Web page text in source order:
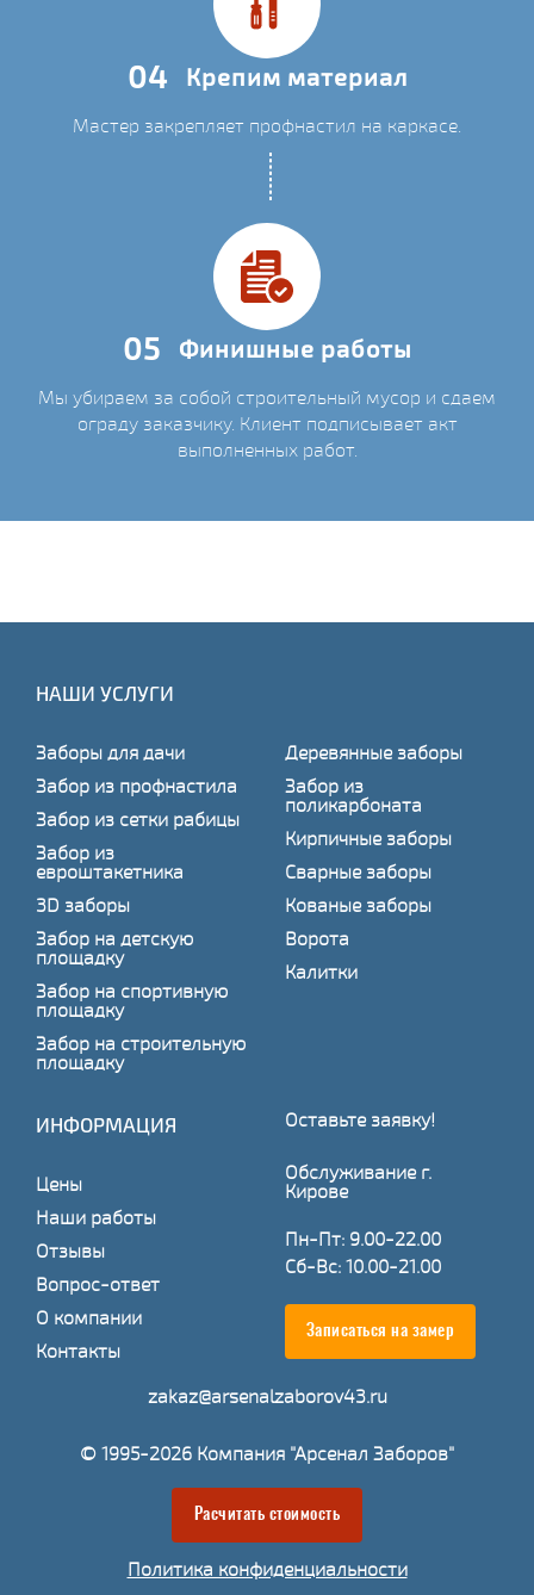
04 Крепим материал
Мастер закрепляет профнастил на каркасе.
05 Финишные работы
Мы убираем за собой строительный мусор и сдаем
ограду заказчику. Клиент подписывает акт
выполненных работ.
НАШИ УСЛУГИ
Заборы для дачи
Забор из профнастила
Забор из сетки рабицы
Забор из
евроштакетника
3D заборы
Забор на детскую
площадку
Забор на спортивную
площадку
Забор на строительную
площадку
Деревянные заборы
Забор из
поликарбоната
Кирпичные заборы
Сварные заборы
Кованые заборы
Ворота
Калитки
ИНФОРМАЦИЯ
Цены
Наши работы
Отзывы
Вопрос-ответ
О компании
Контакты
Оставьте заявку!
Обслуживание г.
Кирове
Пн-Пт: 9.00-22.00
Сб-Вс: 10.00-21.00
Записаться на замер
zakaz@arsenalzaborov43.ru
© 1995-2026 Компания "Арсенал Заборов"
Расчитать стоимость
Политика конфиденциальности